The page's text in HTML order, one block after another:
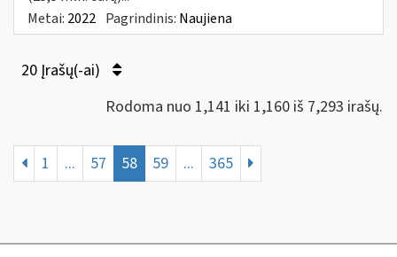
Metai: 2022 Pagrindinis: Naujiena
20 Įrašų(-ai)
Rodoma nuo 1,141 iki 1,160 iš 7,293 irašų.
1 ... 57 58 59 ... 365